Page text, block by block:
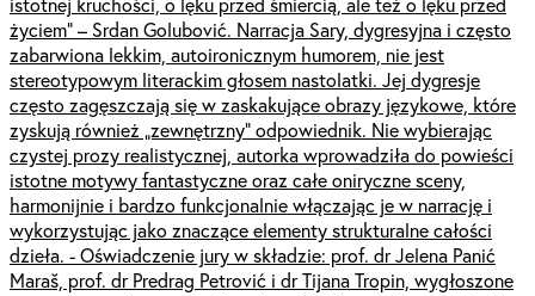
życiem” – Srdan Golubović. Narracja Sary, dygresyjna i często
zabarwiona lekkim, autoironicznym humorem, nie jest
stereotypowym literackim głosem nastolatki. Jej dygresje
często zagęszczają się w zaskakujące obrazy językowe, które
zyskują również „zewnętrzny” odpowiednik. Nie wybierając
czystej prozy realistycznej, autorka wprowadziła do powieści
istotne motywy fantastyczne oraz całe oniryczne sceny,
harmonijnie i bardzo funkcjonalnie włączając je w narrację i
wykorzystując jako znaczące elementy strukturalne całości
dzieła. - Oświadczenie jury w składzie: prof. dr Jelena Panić
Maraš, prof. dr Predrag Petrović i dr Tijana Tropin, wygłoszone